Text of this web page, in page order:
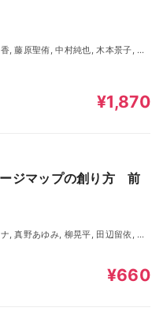
咲月, 杉村ちか子, 光富崇雄, 橘龍
とうさとる, 桜木信也, 狩野俊哉,
¥1,870
ジマップの創り方 前
, 光富崇雄, 朝日奈丸佳, 石田里沙
¥660